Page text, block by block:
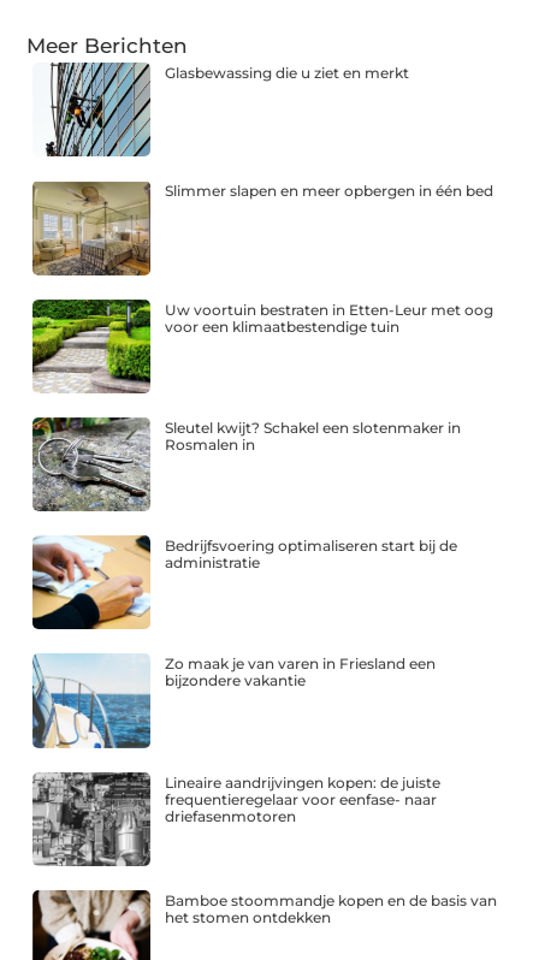
Meer Berichten
Glasbewassing die u ziet en merkt
Slimmer slapen en meer opbergen in één bed
Uw voortuin bestraten in Etten-Leur met oog
voor een klimaatbestendige tuin
Sleutel kwijt? Schakel een slotenmaker in
Rosmalen in
Bedrijfsvoering optimaliseren start bij de
administratie
Zo maak je van varen in Friesland een
bijzondere vakantie
Lineaire aandrijvingen kopen: de juiste
frequentieregelaar voor eenfase- naar
driefasenmotoren
Bamboe stoommandje kopen en de basis van
het stomen ontdekken